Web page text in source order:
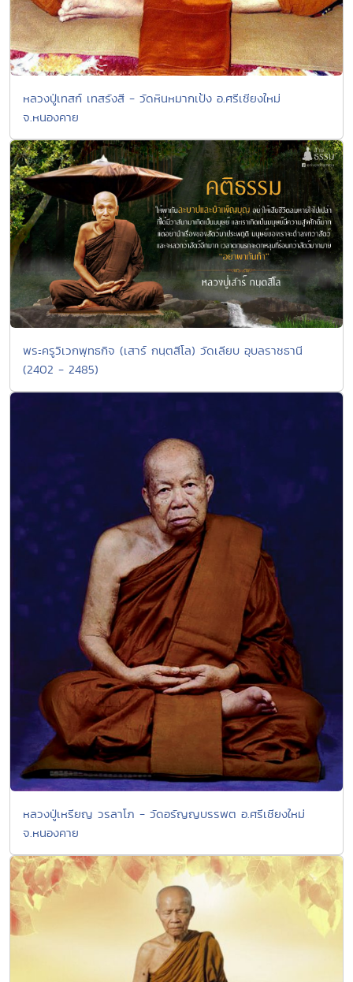
หลวงปู่เทสก์ เทสรังสี - วัดหินหมากเป้ง อ.ศรีเชียงใหม่
จ.หนองคาย
พระครูวิเวกพุทธกิจ (เสาร์ กนฺตสีโล) วัดเลียบ อุบลราชธานี
(2402 - 2485)
หลวงปู่เหรียญ วรลาโภ - วัดอรัญญบรรพต อ.ศรีเชียงใหม่
จ.หนองคาย